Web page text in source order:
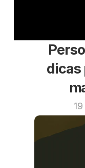
ARTESANIA
CMO AS A
dicas